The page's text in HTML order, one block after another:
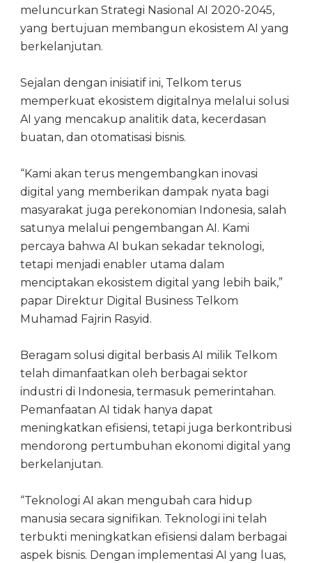
meluncurkan Strategi Nasional AI 2020-2045,
yang bertujuan membangun ekosistem AI yang
berkelanjutan.
Sejalan dengan inisiatif ini, Telkom terus
memperkuat ekosistem digitalnya melalui solusi
AI yang mencakup analitik data, kecerdasan
buatan, dan otomatisasi bisnis.
“Kami akan terus mengembangkan inovasi
digital yang memberikan dampak nyata bagi
masyarakat juga perekonomian Indonesia, salah
satunya melalui pengembangan AI. Kami
percaya bahwa AI bukan sekadar teknologi,
tetapi menjadi enabler utama dalam
menciptakan ekosistem digital yang lebih baik,”
papar Direktur Digital Business Telkom
Muhamad Fajrin Rasyid.
Beragam solusi digital berbasis AI milik Telkom
telah dimanfaatkan oleh berbagai sektor
industri di Indonesia, termasuk pemerintahan.
Pemanfaatan AI tidak hanya dapat
meningkatkan efisiensi, tetapi juga berkontribusi
mendorong pertumbuhan ekonomi digital yang
berkelanjutan.
“Teknologi AI akan mengubah cara hidup
manusia secara signifikan. Teknologi ini telah
terbukti meningkatkan efisiensi dalam berbagai
aspek bisnis. Dengan implementasi AI yang luas,